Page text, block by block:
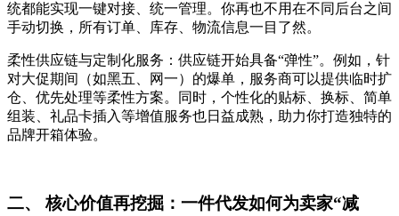
统都能实现一键对接、统一管理。你再也不用在不同后台之间
手动切换，所有订单、库存、物流信息一目了然。
柔性供应链与定制化服务：供应链开始具备“弹性”。例如，针
对大促期间（如黑五、网一）的爆单，服务商可以提供临时扩
仓、优先处理等柔性方案。同时，个性化的贴标、换标、简单
组装、礼品卡插入等增值服务也日益成熟，助力你打造独特的
品牌开箱体验。
二、 核心价值再挖掘：一件代发如何为卖家“减